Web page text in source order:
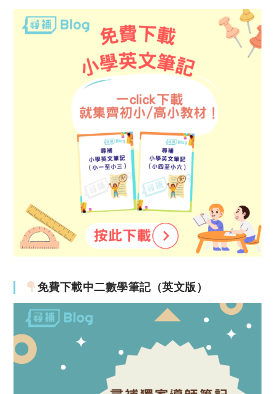
免費下載中二數學筆記（英文版）